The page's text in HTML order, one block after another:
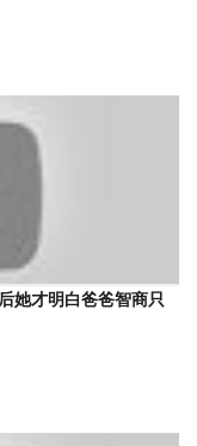
她才明白爸爸智商只